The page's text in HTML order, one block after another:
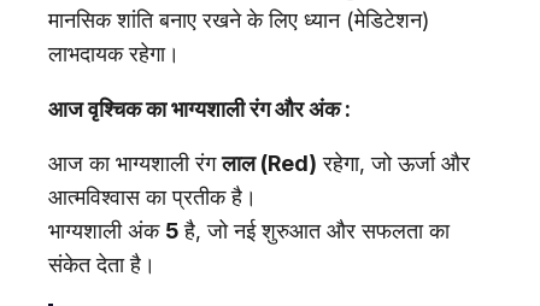
मानसिक शांति बनाए रखने के लिए ध्यान (मेडिटेशन)
लाभदायक रहेगा।
आजवृश्चिककाभाग्यशाली रंग और अंक :
आज का भाग्यशाली रंगलाल (Red) रहेगा, जो ऊर्जा और
आत्मविश्वास का प्रतीक है।
भाग्यशाली अंक 5है, जो नई शुरुआत और सफलता का
संकेत देता है।